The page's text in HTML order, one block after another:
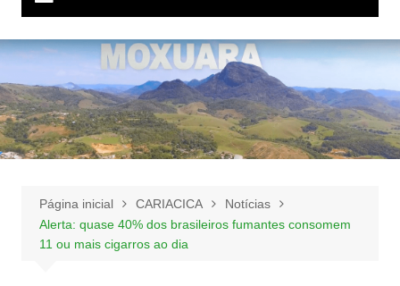
Página inicial CARIACICA
Notícias
Alerta: quase 40% dos brasileiros fumantes consomem
11 ou mais cigarros ao dia